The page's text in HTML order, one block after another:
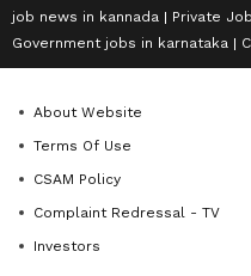
job news in kannada Private
Government jobs in karnataka
About Website
Terms Of Use
CSAM Policy
Complaint Redressal - TV
Investors